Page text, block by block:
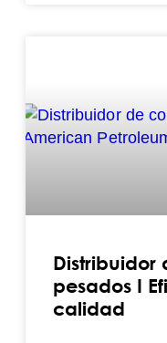
Distribuidor
pesados I
calidad